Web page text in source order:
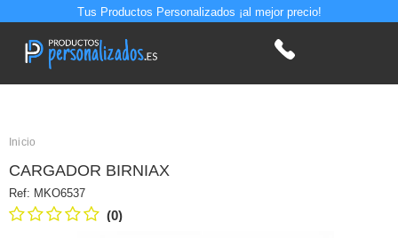
Tus Productos Personalizados ¡al mejor precio!
Inicio
CARGADOR BIRNIAX
Ref: MKO6537
(0)